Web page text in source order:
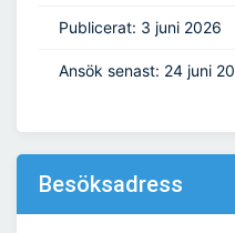
Publicerat: 3 juni 2026
Ansök senast: 24 juni
Besöksadress